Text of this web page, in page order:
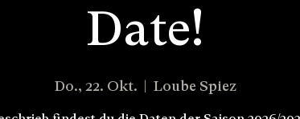
Date!
Do., 22. Okt.
  |
Loube Spiez